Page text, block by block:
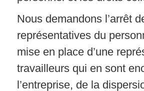
Nous demandons l’arrêt
représentatives du
mise en place d’une
travailleurs qui en sont
l’entreprise, de la